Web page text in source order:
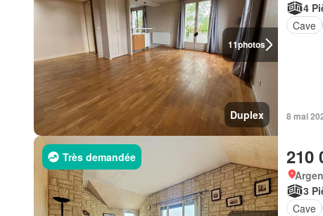
11photos
Duplex
4
Cave
8 mai
Très demandée 210
3
Cave